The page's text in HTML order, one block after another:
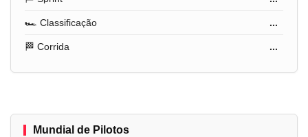
🏎️ Classificação ...
🏁 Corrida ...
Mundial de Pilotos